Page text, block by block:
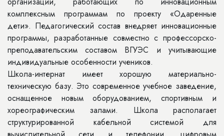
комплексным программам по проекту «Одаренные
дети». Педагогический состав внедряет инновационные
программы, разработанные совместно с профессорско-
преподавательским составом ВГУЭС и учитывающие
индивидуальные особенности учеников.
Школа-интернат имеет хорошую материально-
техническую базу. Это современное учебное заведение,
оснащенное новым оборудованием, спортивным и
хореографическим залами. Школа располагает
структурированной кабельной системой для